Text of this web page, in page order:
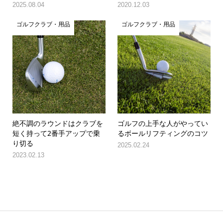
2025.08.04 2020.12.03
ゴルフクラブ・用品
絶不調のラウンドはクラブを
短く持って2番手アップで乗
り切る
2023.02.13
ゴルフクラブ・用品
ゴルフの上手な人がやってい
るボールリフティングのコツ
2025.02.24